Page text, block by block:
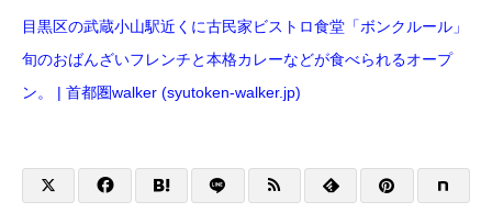
目黒区の武蔵小山駅近くに古民家ビストロ食堂「ボンクルール」
旬のおばんざいフレンチと本格カレーなどが食べられるオープ
ン。 | 首都圏walker (syutoken-walker.jp)